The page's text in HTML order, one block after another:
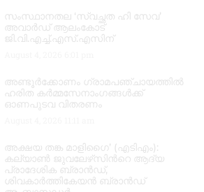
സംസ്ഥാനതല ‘സ്വച്ഛത ഹി സേവ’
അവാർഡ് ആലംകോട്
ജി.വി.എച്ച്.എസ്.എസിന്
അണ്ടൂർക്കോണം ഗ്രാമപഞ്ചായത്തിൽ
ഹരിത കർമ്മസേനാംഗങ്ങൾക്ക്
ഓണപുടവ വിതരണം
അക്ഷയ തങ്ക മാളിഗൈ’ (എടിഎം):
കല്യാണ്‍ ജുവലേഴ്‌സിന്‍റെ ആദ്യ
പ്രാദേശിക ബ്രാന്‍ഡ്,
ശിവകാര്‍ത്തികേയന്‍ ബ്രാന്‍ഡ്